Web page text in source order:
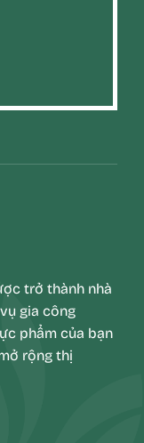
trở thành nhà
gia công
phẩm của bạn
rộng thị